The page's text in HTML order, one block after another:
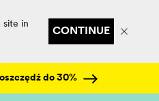
site in
CONTINUE
do 30%